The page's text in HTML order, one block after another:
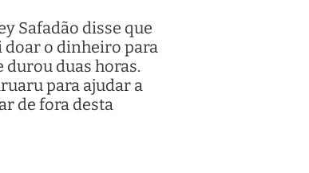
Safadão disse que
doar o dinheiro para
duas horas.
para ajudar a
de fora desta